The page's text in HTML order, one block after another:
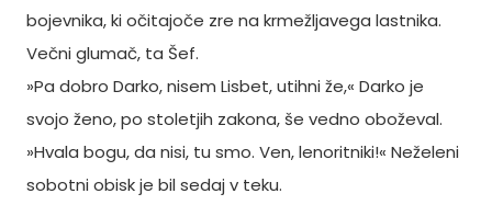
bojevnika, ki očitajoče zre na krmežljavega lastnika.
Večni glumač, ta Šef.
»Pa dobro Darko, nisem Lisbet, utihni že,« Darko je
svojo ženo, po stoletjih zakona, še vedno oboževal.
»Hvala bogu, da nisi, tu smo. Ven, lenoritniki!« Neželeni
sobotni obisk je bil sedaj v teku.